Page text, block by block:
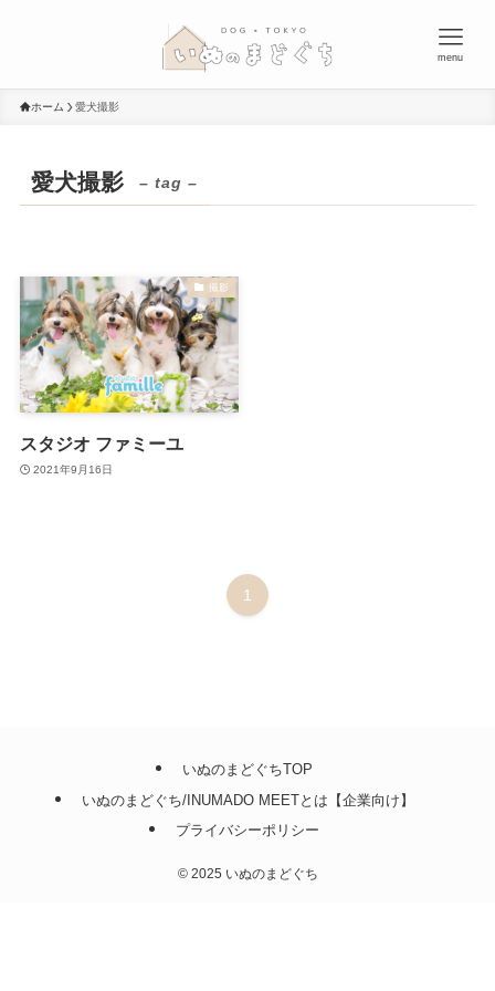
menu
ホーム 愛犬撮影
愛犬撮影 – tag –
撮影
スタジオ ファミーユ
2021年9月16日
1
いぬのまどぐちTOP
いぬのまどぐち/INUMADO MEETとは【企業向け】
プライバシーポリシー
©2025 いぬのまどぐち